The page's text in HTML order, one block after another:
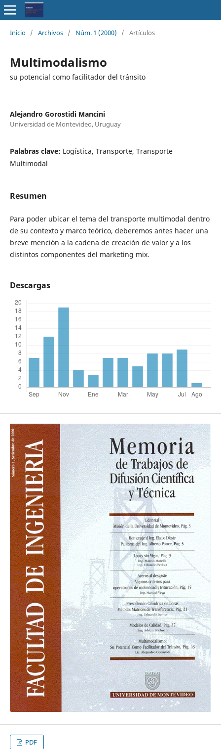
Inicio / Archivos / Núm. 1 (2000) / Artículos
Multimodalismo
su potencial como facilitador del tránsito
Alejandro Gorostidi Mancini
Universidad de Montevideo, Uruguay
Palabras clave: Logística, Transporte, Transporte
Multimodal
Resumen
Para poder ubicar el tema del transporte multimodal dentro
de su contexto y marco teórico, deberemos antes hacer una
breve mención a la cadena de creación de valor y a los
distintos componentes del marketing mix.
Descargas
PDF